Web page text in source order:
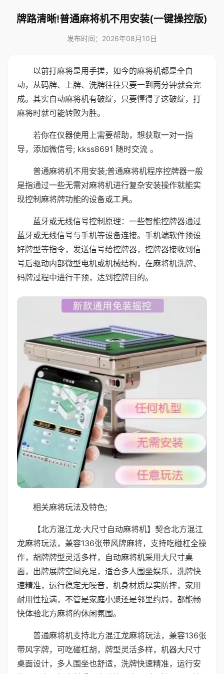
牌路清晰!普通麻将机不用安装(一键操控版)
发布时间：2026年08月10日
以前打麻将是用手搓，如今的麻将机都是全自
动，从码牌、上牌、洗牌往往只要一到两分钟就会完
成。其实自动麻将机有破绽，只要懂得了这破绽，打
麻将时就可能转败为胜。
若你在仪器使用上需要帮助，想获取一对一指
导，添加微信号; kkss8691 随时交流 。
普通麻将机不用安装;普通麻将机程序控牌器一般
是指通过一些无需对麻将机进行复杂安装操作就能实
现控制麻将牌功能的设备或工具。
蓝牙或无线信号控制原理：一些智能控牌器通过
蓝牙或无线信号与手机等设备连接。手机端软件预设
好牌型等指令，发送信号给控牌器，控牌器接收到信
号后驱动内部微型电机或机械结构，在麻将机洗牌、
码牌过程中进行干预，达到控牌目的。
相关麻将玩法及特色;
【北方混江龙·大尺寸自动麻将机】契合北方混江
龙麻将玩法，兼容136张带风牌麻将，支持吃碰杠全操
作，胡牌牌型灵活多样，自动麻将机采用大尺寸桌
面，出牌展牌空间充足，适合多人围坐娱乐，洗牌快
速精准，运行稳定无噪音，机身材质厚实防摔，家用
耐用性拉满，不管是家庭小聚还是邻里约局，都能畅
快体验北方麻将的休闲氛围。
普通麻将机支持北方混江龙麻将玩法，兼容136张
带风字牌，可吃碰杠胡，牌型灵活多样，机器大尺寸
桌面设计，多人围坐也舒适，洗牌快速精准，运行安